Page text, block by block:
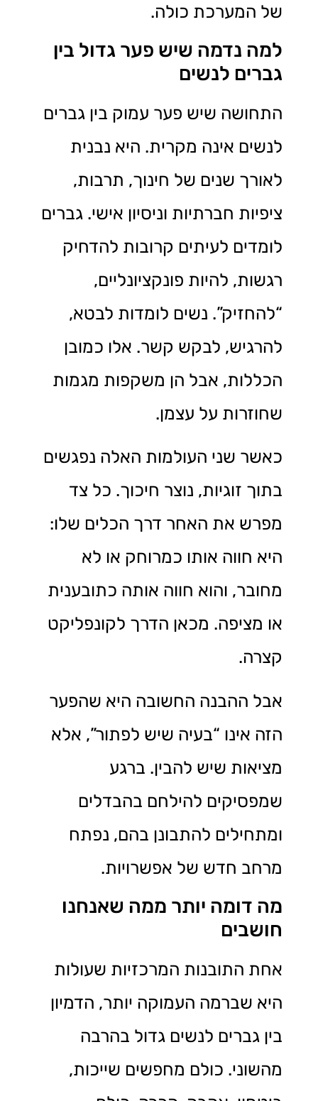
של המערכת כולה.
למה נדמה שיש פער גדול בין
גברים לנשים
התחושה שיש פער עמוק בין גברים
לנשים אינה מקרית. היא נבנית
לאורך שנים של חינוך, תרבות,
ציפיות חברתיות וניסיון אישי. גברים
לומדים לעיתים קרובות להדחיק
רגשות, להיות פונקציונליים,
“להחזיק”. נשים לומדות לבטא,
להרגיש, לבקש קשר. אלו כמובן
הכללות, אבל הן משקפות מגמות
שחוזרות על עצמן.
כאשר שני העולמות האלה נפגשים
בתוך זוגיות, נוצר חיכוך. כל צד
מפרש את האחר דרך הכלים שלו:
היא חווה אותו כמרוחק או לא
מחובר, והוא חווה אותה כתובענית
או מציפה. מכאן הדרך לקונפליקט
קצרה.
אבל ההבנה החשובה היא שהפער
הזה אינו “בעיה שיש לפתור”, אלא
מציאות שיש להבין. ברגע
שמפסיקים להילחם בהבדלים
ומתחילים להתבונן בהם, נפתח
מרחב חדש של אפשרויות.
מה דומה יותר ממה שאנחנו
חושבים
אחת התובנות המרכזיות שעולות
היא שברמה העמוקה יותר, הדמיון
בין גברים לנשים גדול בהרבה
מהשוני. כולם מחפשים שייכות,